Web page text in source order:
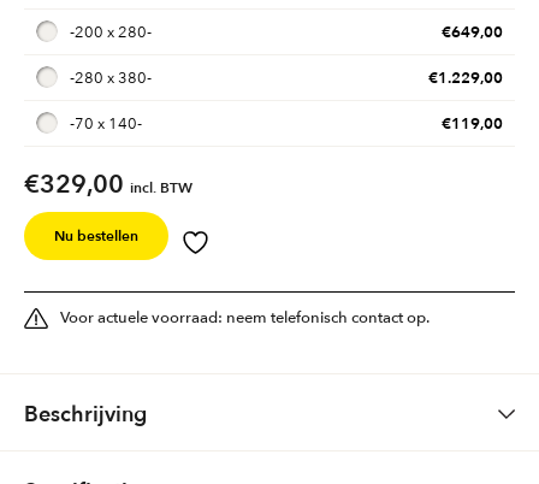
-200 x 280- €649,00
-280 x 380- €1.229,00
-70 x 140- €119,00
€329,00 incl. BTW
Nu bestellen
Voor actuele voorraad: neem telefonisch contact op.
Beschrijving